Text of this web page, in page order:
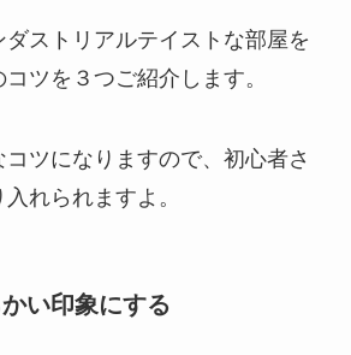
ストリアルテイストな部屋を
ツを３つご紹介します。
ツになりますので、初心者さ
れられますよ。
い印象にする